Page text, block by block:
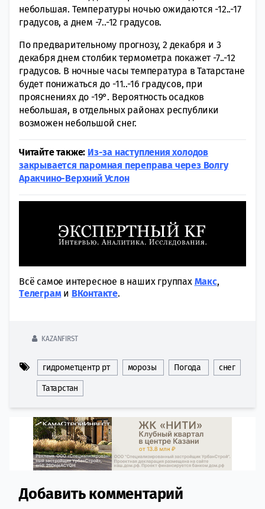
небольшая. Температуры ночью ожидаются -12..-17
градусов, а днем -7..-12 градусов.
По предварительному прогнозу, 2 декабря и 3
декабря днем столбик термометра покажет -7..-12
градусов. В ночные часы температура в Татарстане
будет понижаться до -11..-16 градусов, при
прояснениях до -19°. Вероятность осадков
небольшая, в отдельных районах республики
возможен небольшой снег.
Читайте также: Из-за наступления холодов
закрывается паромная переправа через Волгу
Аракчино-Верхний Услон
Всё самое интересное в наших группах Макс,
Tелеграми ВКонтакте.
KAZANFIRST
гидрометцентр рт морозы Погода снег
Татарстан
Comment section
Добавить комментарий